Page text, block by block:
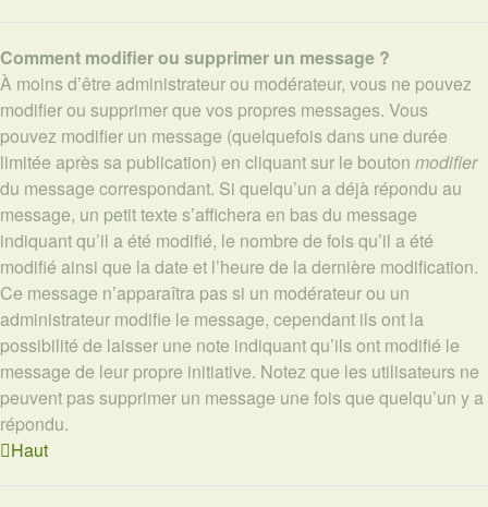
Comment modifier ou supprimer un message ?
À moins d’être administrateur ou modérateur, vous ne pouvez
modifier ou supprimer que vos propres messages. Vous
pouvez modifier un message (quelquefois dans une durée
limitée après sa publication) en cliquant sur le bouton modifier
du message correspondant. Si quelqu’un a déjà répondu au
message, un petit texte s’affichera en bas du message
indiquant qu’il a été modifié, le nombre de fois qu’il a été
modifié ainsi que la date et l’heure de la dernière modification.
Ce message n’apparaîtra pas si un modérateur ou un
administrateur modifie le message, cependant ils ont la
possibilité de laisser une note indiquant qu’ils ont modifié le
message de leur propre initiative. Notez que les utilisateurs ne
peuvent pas supprimer un message une fois que quelqu’un y a
répondu.
Haut